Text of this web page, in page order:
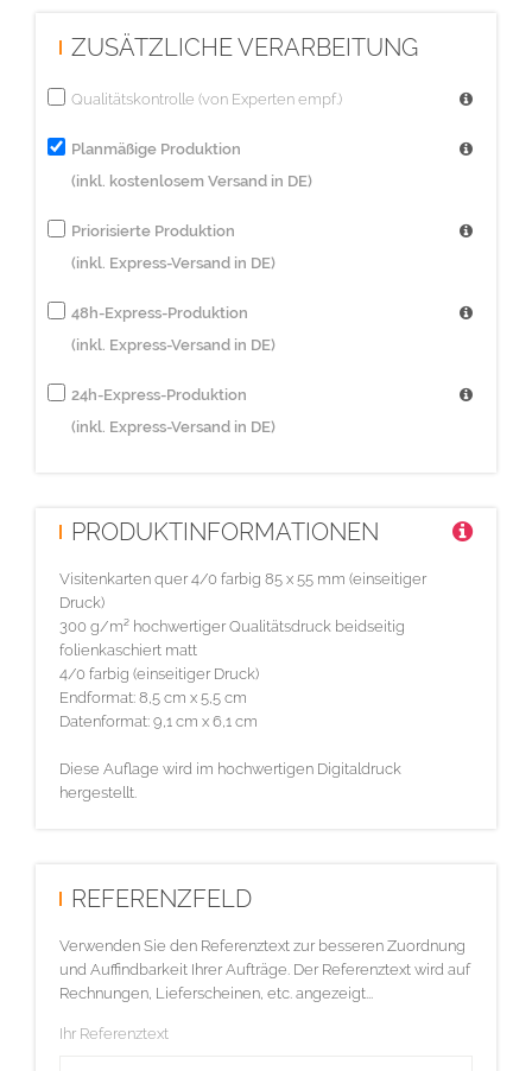
ZUSÄTZLICHE VERARBEITUNG
Qualitätskontrolle (von Experten empf.)
Planmäßige Produktion
(inkl. kostenlosem Versand in DE)
Priorisierte Produktion
(inkl. Express-Versand in DE)
48h-Express-Produktion
(inkl. Express-Versand in DE)
24h-Express-Produktion
(inkl. Express-Versand in DE)
PRODUKTINFORMATIONEN
Visitenkarten quer 4/0 farbig 85 x 55 mm (einseitiger
Druck)
300 g/m² hochwertiger Qualitätsdruck beidseitig
folienkaschiert matt
4/0 farbig (einseitiger Druck)
Endformat: 8,5 cm x 5,5 cm
Datenformat: 9,1 cm x 6,1 cm
Diese Auflage wird im hochwertigen Digitaldruck
hergestellt.
REFERENZFELD
Verwenden Sie den Referenztext zur besseren Zuordnung
und Auffindbarkeit Ihrer Aufträge. Der Referenztext wird auf
Rechnungen, Lieferscheinen, etc. angezeigt...
Ihr Referenztext